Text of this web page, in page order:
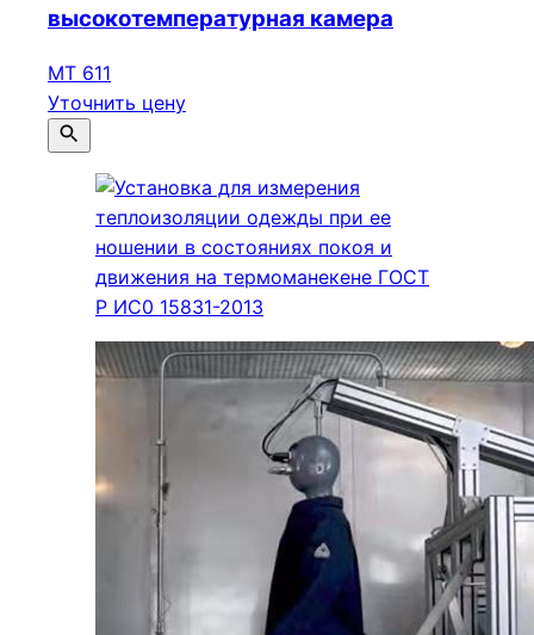
высокотемпературная камера
МТ 611
Уточнить цену